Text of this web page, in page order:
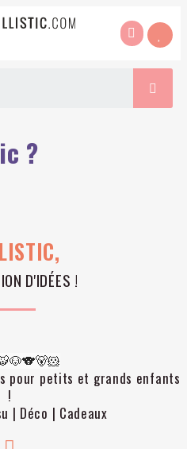
?
D'IDÉES !
pour petits et grands enfants
!
| Déco | Cadeaux